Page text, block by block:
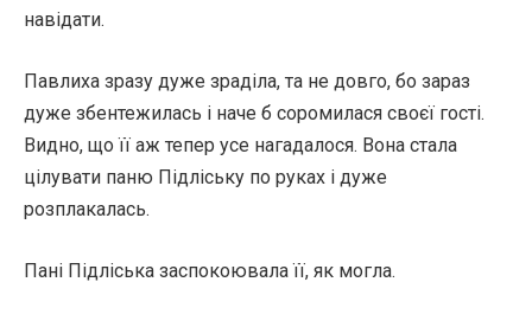
навідати.
Павлиха зразу дуже зраділа, та не довго, бо зараз
дуже збентежилась і наче б соромилася своєї гості.
Видно, що її аж тепер усе нагадалося. Вона стала
цілувати паню Підліську по руках і дуже
розплакалась.
Пані Підліська заспокоювала її, як могла.